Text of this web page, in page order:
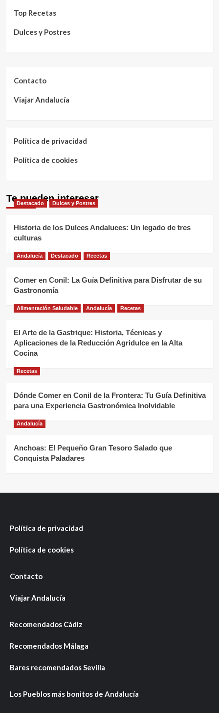
Top Recetas
Dulces y Postres
Contacto
Viajar Andalucía
Política de privacidad
Política de cookies
Te pueden interesar
Destacado Dulces y Postres
Historia de los Dulces Andaluces: Un legado de tres
culturas
Andalucía Destacado Recetas
Comer en Conil: La Guía Definitiva para Disfrutar de su
Gastronomía
Alimentación Saludable Andalucía Recetas
El Arte de la Gastrique: Historia, Técnicas y
Aplicaciones de la Reducción Agridulce en la Alta
Cocina
Recetas
Dónde Comer en Conil de la Frontera: Tu Guía Definitiva
para una Experiencia Gastronómica Inolvidable
Andalucía
Anchoas: El Pequeño Gran Tesoro Salado que
Conquista Paladares
Política de privacidad
Política de cookies
Contacto
Viajar Andalucía
Recomendados Cádiz
Recomendados Málaga
Bares recomendados Sevilla
Los Pueblos más bonitos de Andalucía